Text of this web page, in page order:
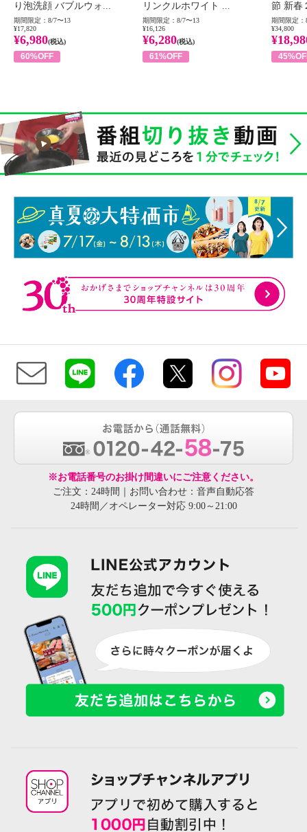
り泡洗顔 バブルウォ...
期間限定：8/7〜13
¥17,820
¥6,980(税込)
60%OFF
リンクルホワイト ...
期間限定：8/7〜13
¥16,126
¥6,280(税込)
61%OFF
節 新春
期間限定：
¥34,800
※お電話番号のお掛け間違いにご注意ください。
ご注文：24時間｜お問い合わせ：音声自動応答
24時間／オペレーター対応 9:00～21:00